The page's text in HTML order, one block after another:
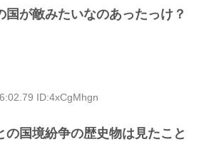
国が敵みたいなのあったっけ？
ID:4xCgMhgn
の国境紛争の歴史物は見たこと